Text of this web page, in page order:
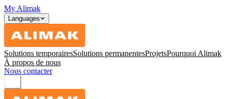
My Alimak
Languages
Solutions temporairesSolutions permanentesProjetsPourquoi Alimak
À propos de nous
Nous contacter